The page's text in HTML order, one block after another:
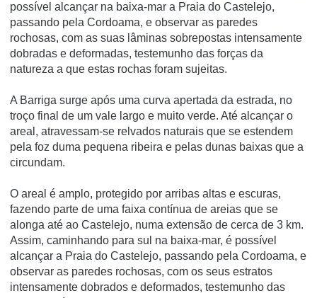
possível alcançar na baixa-mar a Praia do Castelejo,
passando pela Cordoama, e observar as paredes
rochosas, com as suas lâminas sobrepostas intensamente
dobradas e deformadas, testemunho das forças da
natureza a que estas rochas foram sujeitas.
A Barriga surge após uma curva apertada da estrada, no
troço final de um vale largo e muito verde. Até alcançar o
areal, atravessam-se relvados naturais que se estendem
pela foz duma pequena ribeira e pelas dunas baixas que a
circundam.
O areal é amplo, protegido por arribas altas e escuras,
fazendo parte de uma faixa contínua de areias que se
alonga até ao Castelejo, numa extensão de cerca de 3 km.
Assim, caminhando para sul na baixa-mar, é possível
alcançar a Praia do Castelejo, passando pela Cordoama, e
observar as paredes rochosas, com os seus estratos
intensamente dobrados e deformados, testemunho das